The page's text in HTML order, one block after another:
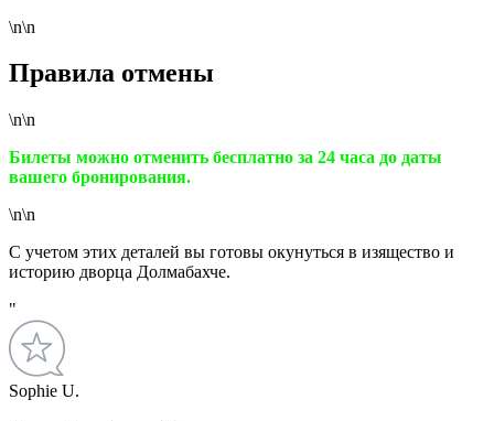
\n\n
Правила отмены
\n\n
Билеты можно отменить бесплатно за 24 часа до даты
вашего бронирования.
\n\n
С учетом этих деталей вы готовы окунуться в изящество и
историю дворца Долмабахче.
"
Sophie U.